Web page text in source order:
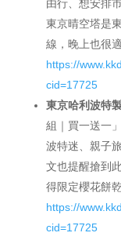
由行、想安排
東京晴空塔是
線，晚上也很
https://
cid=17725
東京哈利波特
組｜買一送一
波特迷、親子
文也提醒搶到
得限定櫻花餅
https://
cid=17725